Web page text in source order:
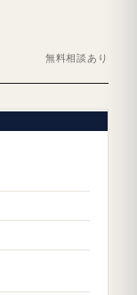
無料相談あり